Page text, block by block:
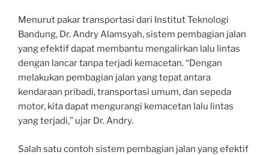
Menurut pakar transportasi dari Institut Teknologi
Bandung, Dr. Andry Alamsyah, sistem pembagian jalan
yang efektif dapat membantu mengalirkan lalu lintas
dengan lancar tanpa terjadi kemacetan. “Dengan
melakukan pembagian jalan yang tepat antara
kendaraan pribadi, transportasi umum, dan sepeda
motor, kita dapat mengurangi kemacetan lalu lintas
yang terjadi,” ujar Dr. Andry.
Salah satu contoh sistem pembagian jalan yang efektif